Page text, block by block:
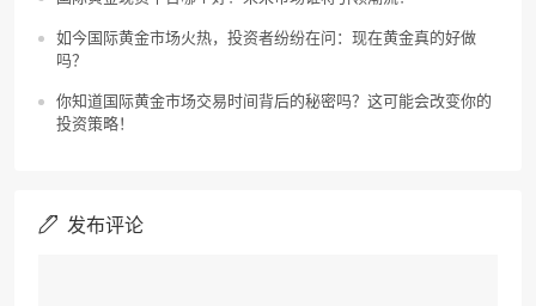
如今国际黄金市场火热，投资者纷纷在问：现在黄金真的好做
吗？
你知道国际黄金市场交易时间背后的秘密吗？这可能会改变你的
投资策略！
发布评论